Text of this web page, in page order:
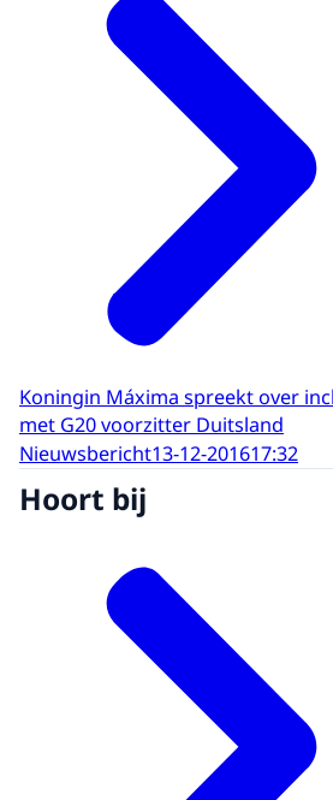
Koningin Máxima spreekt over
met G20 voorzitter Duitsland
Nieuwsbericht13-12-201617:32
Hoort bij